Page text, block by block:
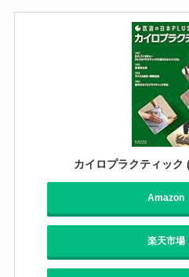
カイロプラクティック
Amazon
楽天市場